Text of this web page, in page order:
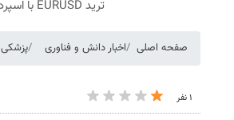
ترید EURUSD با اسپرد از صفر پیپ
صفحه اصلی اخبار دانش و فناوری پزشکی
۱ نفر